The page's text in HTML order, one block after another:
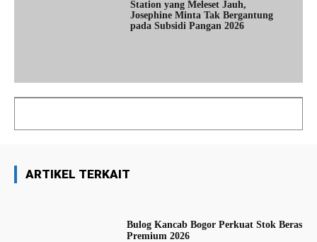
Station yang Meleset Jauh,
Josephine Minta Tak Bergantung
pada Subsidi Pangan 2026
ARTIKEL TERKAIT
Bulog Kancab Bogor Perkuat Stok Beras
Premium 2026